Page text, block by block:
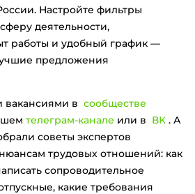
Настройте фильтры
деятельности,
работы и удобный график —
предложения
вакансиями в сообществе
телеграм-канале или в ВК . А
советы экспертов
трудовых отношений: как
сопроводительное
какие требования